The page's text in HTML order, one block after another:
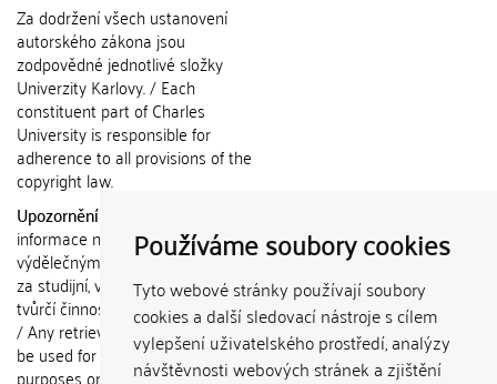
Používáme soubory cookies
Tyto webové stránky používají soubory
cookies a další sledovací nástroje s cílem
vylepšení uživatelského prostředí, analýzy
návštěvnosti webových stránek a zjištění
Za dodržení všech ustanovení
autorského zákona jsou
zodpovědné jednotlivé složky
Univerzity Karlovy. / Each
constituent part of Charles
University is responsible for
adherence to all provisions of the
copyright law.
Upozornění / Notice:
informace nemohou být použity k
výdělečným účelům nebo vydávány
za studijní, vědeckou nebo jinou
tvůrčí činnost jiné osoby než autora.
/ Any retrieved information shall not
be used for any commercial
purposes or claimed as results of